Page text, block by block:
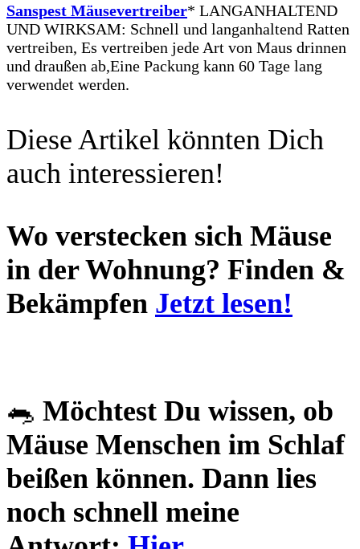
Sanspest Mäusevertreiber* LANGANHALTEND
UND WIRKSAM: Schnell und langanhaltend Ratten
vertreiben, Es vertreiben jede Art von Maus drinnen
und draußen ab,Eine Packung kann 60 Tage lang
verwendet werden.
Diese Artikel könnten Dich
auch interessieren!
Wo verstecken sich Mäuse
in der Wohnung? Finden &
Bekämpfen Jetzt lesen!
🐀 Möchtest Du wissen, ob
Mäuse Menschen im Schlaf
beißen können. Dann lies
noch schnell meine